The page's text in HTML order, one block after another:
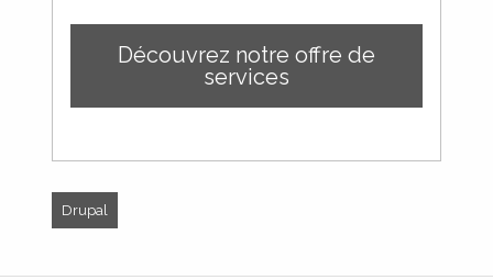
Découvrez notre offre de
services
Drupal